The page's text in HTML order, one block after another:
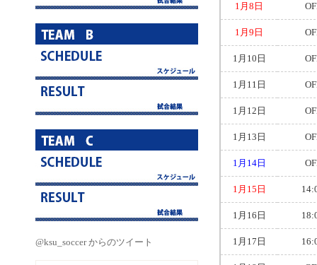
@ksu_soccer からのツイート
1月8日
1月9日
1月10日
1月11日
1月12日
1月13日
1月14日
1月15日
1月16日
1月17日